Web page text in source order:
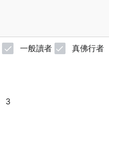
一般讀者
真佛行者
3